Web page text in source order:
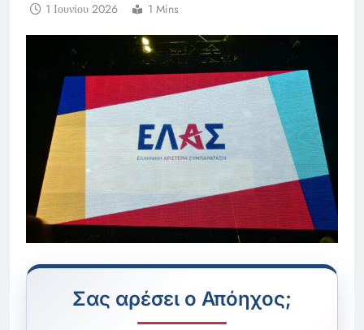
1 Ιουνίου 2026 1 Mins
Σας αρέσει ο Απόηχος;